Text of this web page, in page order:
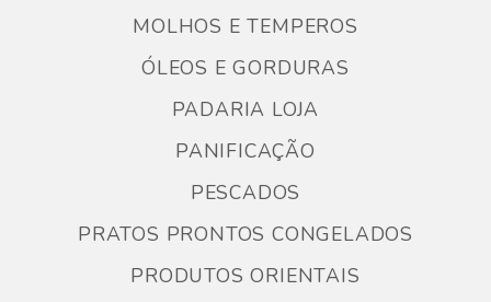
MOLHOS E TEMPEROS
ÓLEOS E GORDURAS
PADARIA LOJA
PANIFICAÇÃO
PESCADOS
PRATOS PRONTOS CONGELADOS
PRODUTOS ORIENTAIS